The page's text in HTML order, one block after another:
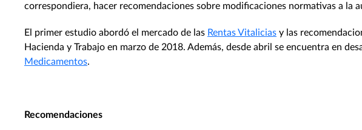
correspondiera, hacer recomendaciones sobre modificaciones normativas a la
El primer estudio abordó el mercado de las Rentas Vitalicias y las
Hacienda y Trabajo en marzo de 2018. Además, desde abril se encuentra en
Medicamentos.
Recomendaciones